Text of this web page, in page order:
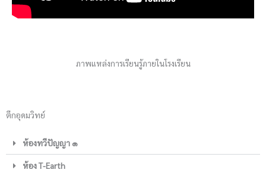
ภาพแหล่งการเรียนรู้ภายในโรงเรียน
ตึกอุดมวิทย์
ห้องทวีปัญญา ๑
ห้อง T-Earth